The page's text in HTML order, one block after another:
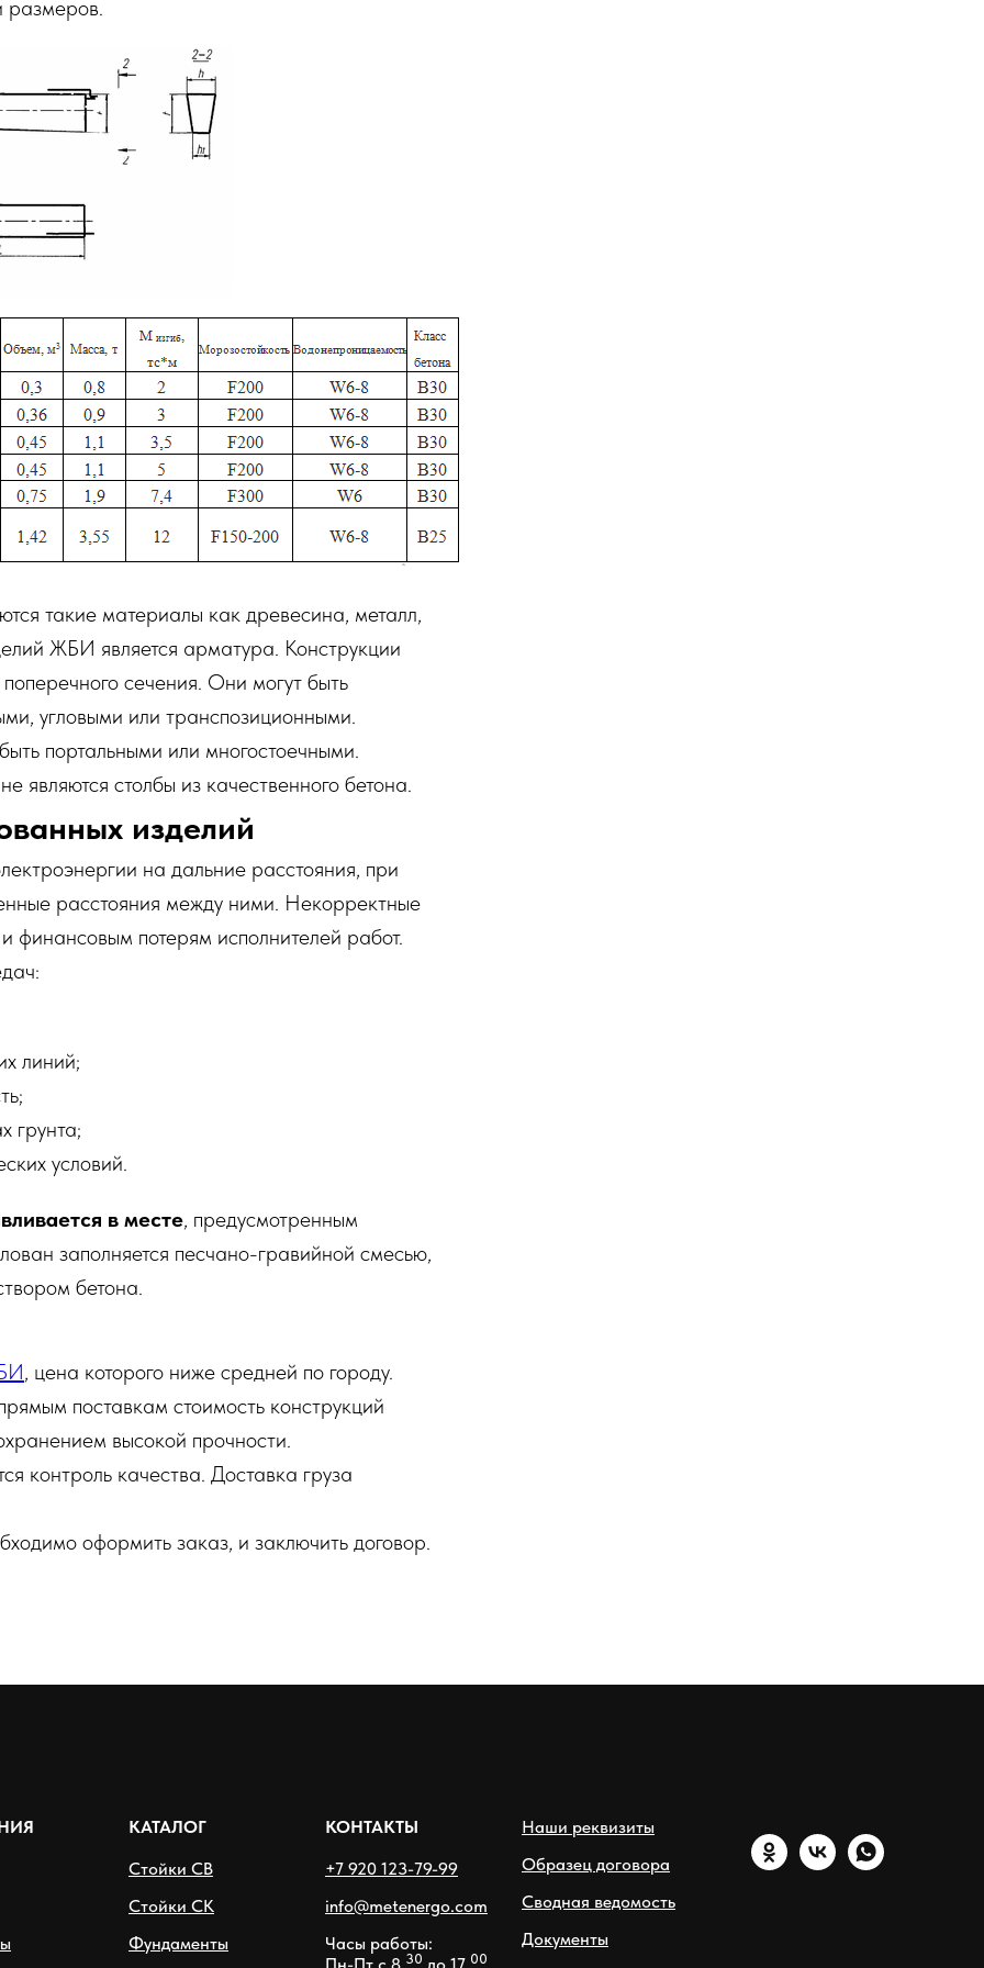
размеров.
такие материалы как древесина, металл,
ЖБИ является арматура. Конструкции
сечения. Они могут быть
угловыми или транспозиционными.
портальными или многостоечными.
столбы из качественного бетона.
изделий
на дальние расстояния, при
расстояния между ними. Некорректные
финансовым потерям исполнителей работ.
линий;
грунта;
условий.
в месте, предусмотренным
заполняется песчано-гравийной смесью,
бетона.
, цена которого ниже средней по городу.
поставкам стоимость конструкций
высокой прочности.
контроль качества. Доставка груза
оформить заказ, и заключить договор.
КАТАЛОГ
Стойки СВ
Стойки СК
Фундаменты
КОНТАКТЫ
+7 920 123-79-99
info@metenergo.com
Часы работы:
30 00
Наши реквизиты
Образец договора
Сводная ведомость
Документы